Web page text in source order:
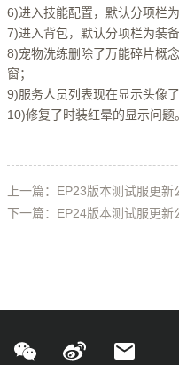
6)进入技能配置，默认分项栏
7)进入背包，默认分项栏为装备
8)宠物洗练删除了万能碎片概
窗；
9)服务人员列表现在显示头像了
10)修复了时装红晕的显示问题。
上一篇：EP23版本测试服更新
下一篇：EP24版本测试服更新